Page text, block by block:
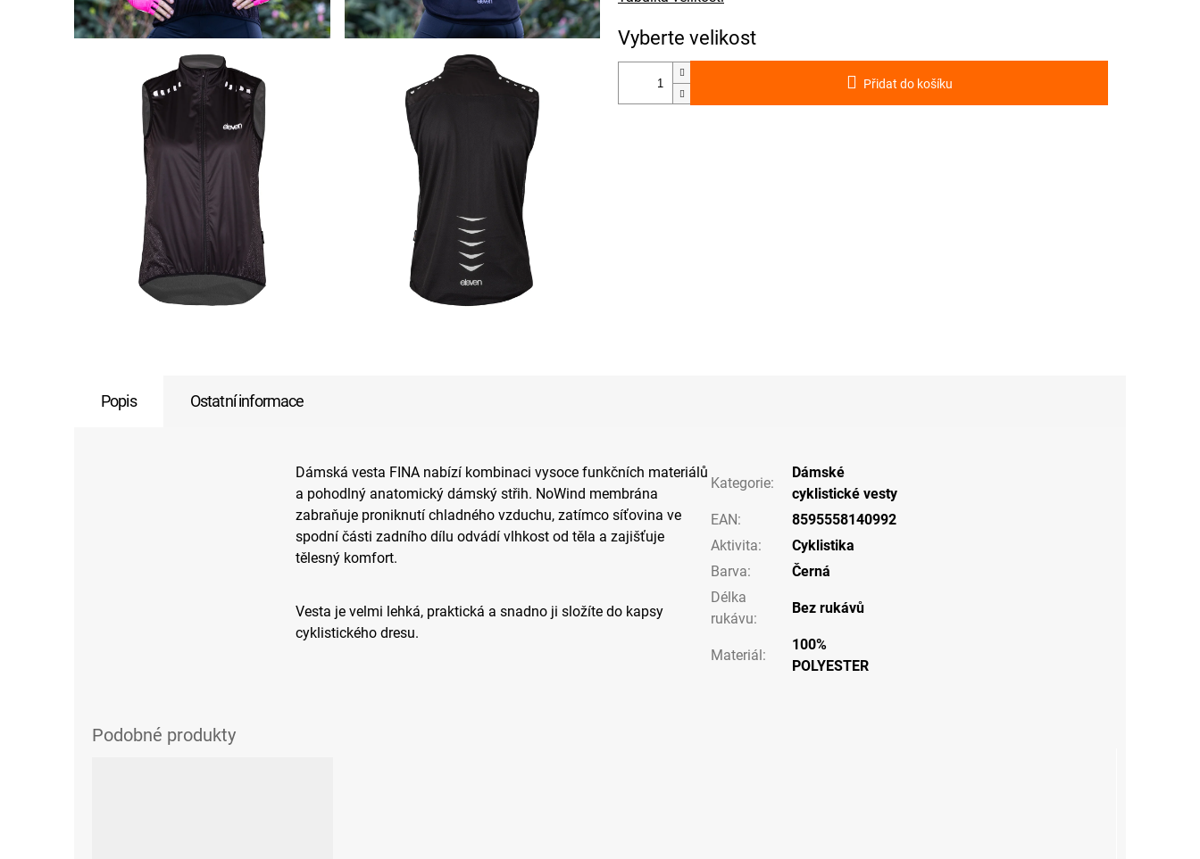
Přidat do košíku
Popis Ostatní informace
Dámská vesta FINA nabízí kombinaci vysoce funkčních materiálů
a pohodlný anatomický dámský střih. NoWind membrána
zabraňuje proniknutí chladného vzduchu, zatímco síťovina ve
spodní části zadního dílu odvádí vlhkost od těla a zajišťuje
tělesný komfort.
Vesta je velmi lehká, praktická a snadno ji složíte do kapsy
cyklistického dresu.
Kategorie:
Dámské
cyklistické vesty
EAN:
8595558140992
Aktivita:
Cyklistika
Barva:
Černá
Délka
rukávu:
Bez rukávů
Materiál:
100%
POLYESTER